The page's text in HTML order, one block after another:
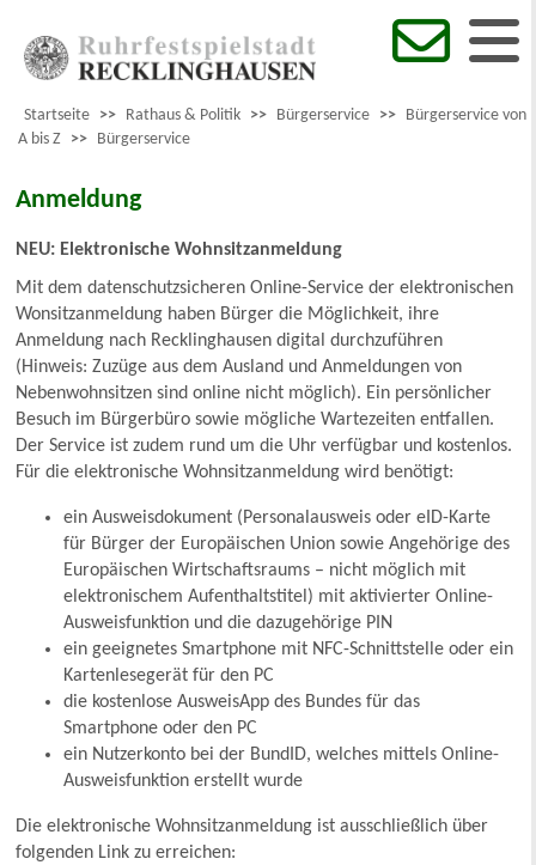
Startseite >> Rathaus & Politik >> Bürgerservice >> Bürgerservice von
A bis Z >> Bürgerservice
Anmeldung
NEU: Elektronische Wohnsitzanmeldung
Mit dem datenschutzsicheren Online-Service der elektronischen
Wonsitzanmeldung haben Bürger die Möglichkeit, ihre
Anmeldung nach Recklinghausen digital durchzuführen
(Hinweis: Zuzüge aus dem Ausland und Anmeldungen von
Nebenwohnsitzen sind online nicht möglich). Ein persönlicher
Besuch im Bürgerbüro sowie mögliche Wartezeiten entfallen.
Der Service ist zudem rund um die Uhr verfügbar und kostenlos.
Für die elektronische Wohnsitzanmeldung wird benötigt:
ein Ausweisdokument (Personalausweis oder eID-Karte
für Bürger der Europäischen Union sowie Angehörige des
Europäischen Wirtschaftsraums – nicht möglich mit
elektronischem Aufenthaltstitel) mit aktivierter Online-
Ausweisfunktion und die dazugehörige PIN
ein geeignetes Smartphone mit NFC-Schnittstelle oder ein
Kartenlesegerät für den PC
die kostenlose AusweisApp des Bundes für das
Smartphone oder den PC
ein Nutzerkonto bei der BundID, welches mittels Online-
Ausweisfunktion erstellt wurde
Die elektronische Wohnsitzanmeldung ist ausschließlich über
folgenden Link zu erreichen: